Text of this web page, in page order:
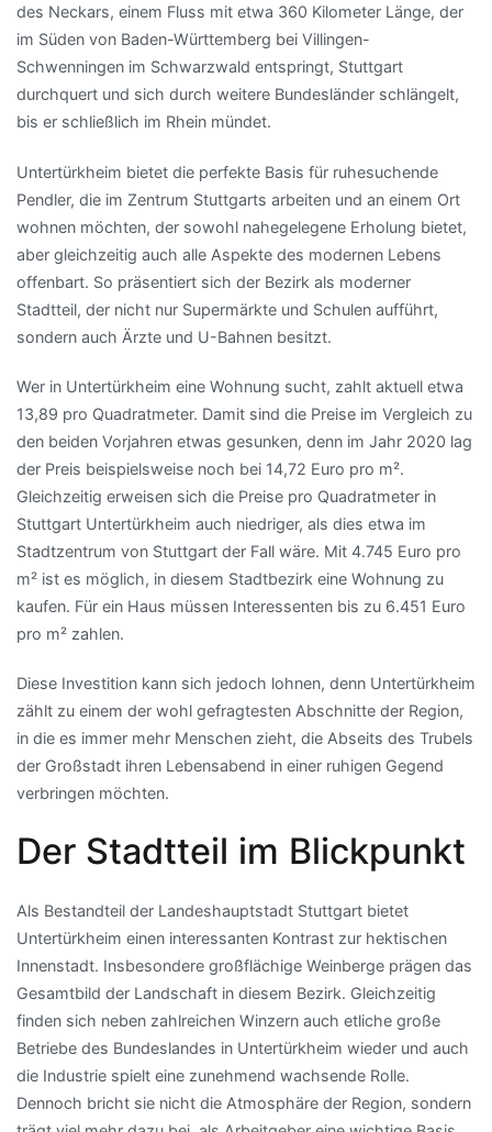
des Neckars, einem Fluss mit etwa 360 Kilometer Länge, der
im Süden von Baden-Württemberg bei Villingen-
Schwenningen im Schwarzwald entspringt, Stuttgart
durchquert und sich durch weitere Bundesländer schlängelt,
bis er schließlich im Rhein mündet.
Untertürkheim bietet die perfekte Basis für ruhesuchende
Pendler, die im Zentrum Stuttgarts arbeiten und an einem Ort
wohnen möchten, der sowohl nahegelegene Erholung bietet,
aber gleichzeitig auch alle Aspekte des modernen Lebens
offenbart. So präsentiert sich der Bezirk als moderner
Stadtteil, der nicht nur Supermärkte und Schulen aufführt,
sondern auch Ärzte und U-Bahnen besitzt.
Wer in Untertürkheim eine Wohnung sucht, zahlt aktuell etwa
13,89 pro Quadratmeter. Damit sind die Preise im Vergleich zu
den beiden Vorjahren etwas gesunken, denn im Jahr 2020 lag
der Preis beispielsweise noch bei 14,72 Euro pro m².
Gleichzeitig erweisen sich die Preise pro Quadratmeter in
Stuttgart Untertürkheim auch niedriger, als dies etwa im
Stadtzentrum von Stuttgart der Fall wäre. Mit 4.745 Euro pro
m² ist es möglich, in diesem Stadtbezirk eine Wohnung zu
kaufen. Für ein Haus müssen Interessenten bis zu 6.451 Euro
pro m² zahlen.
Diese Investition kann sich jedoch lohnen, denn Untertürkheim
zählt zu einem der wohl gefragtesten Abschnitte der Region,
in die es immer mehr Menschen zieht, die Abseits des Trubels
der Großstadt ihren Lebensabend in einer ruhigen Gegend
verbringen möchten.
Der Stadtteil im Blickpunkt
Als Bestandteil der Landeshauptstadt Stuttgart bietet
Untertürkheim einen interessanten Kontrast zur hektischen
Innenstadt. Insbesondere großflächige Weinberge prägen das
Gesamtbild der Landschaft in diesem Bezirk. Gleichzeitig
finden sich neben zahlreichen Winzern auch etliche große
Betriebe des Bundeslandes in Untertürkheim wieder und auch
die Industrie spielt eine zunehmend wachsende Rolle.
Dennoch bricht sie nicht die Atmosphäre der Region, sondern